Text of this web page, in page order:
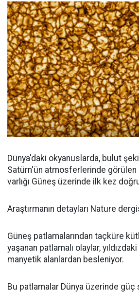
Dünya'daki okyanuslarda, bulut
Satürn'ün atmosferlerinde görülen
varlığı Güneş üzerinde ilk kez
Araştırmanın detayları Nature
Güneş patlamalarından taçküre
yaşanan patlamalı olaylar,
manyetik alanlardan besleniyor.
Bu patlamalar Dünya üzerinde güç